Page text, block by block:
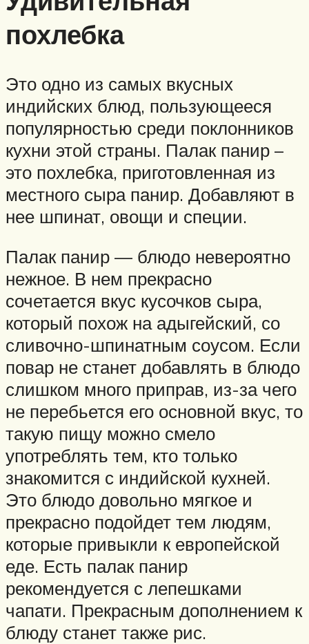
похлебка
Это одно из самых вкусных
индийских блюд, пользующееся
популярностью среди поклонников
кухни этой страны. Палак панир –
это похлебка, приготовленная из
местного сыра панир. Добавляют в
нее шпинат, овощи и специи.
Палак панир — блюдо невероятно
нежное. В нем прекрасно
сочетается вкус кусочков сыра,
который похож на адыгейский, со
сливочно-шпинатным соусом. Если
повар не станет добавлять в блюдо
слишком много приправ, из-за чего
не перебьется его основной вкус, то
такую пищу можно смело
употреблять тем, кто только
знакомится с индийской кухней.
Это блюдо довольно мягкое и
прекрасно подойдет тем людям,
которые привыкли к европейской
еде. Есть палак панир
рекомендуется с лепешками
чапати. Прекрасным дополнением к
блюду станет также рис.